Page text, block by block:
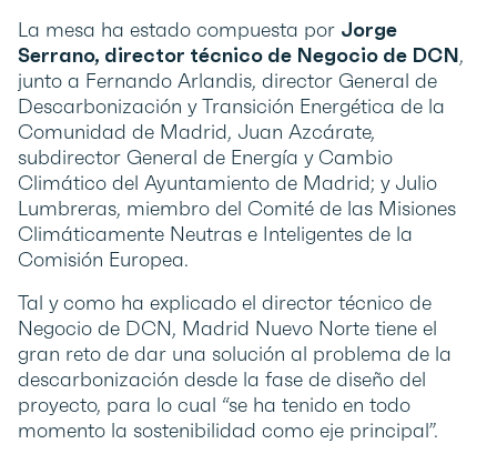
La mesa ha estado compuesta por Jorge
Serrano, director técnico de Negocio de DCN,
junto a Fernando Arlandis, director General de
Descarbonización y Transición Energética de la
Comunidad de Madrid, Juan Azcárate,
subdirector General de Energía y Cambio
Climático del Ayuntamiento de Madrid; y Julio
Lumbreras, miembro del Comité de las Misiones
Climáticamente Neutras e Inteligentes de la
Comisión Europea.
Tal y como ha explicado el director técnico de
Negocio de DCN, Madrid Nuevo Norte tiene el
gran reto de dar una solución al problema de la
descarbonización desde la fase de diseño del
proyecto, para lo cual “se ha tenido en todo
momento la sostenibilidad como eje principal”.